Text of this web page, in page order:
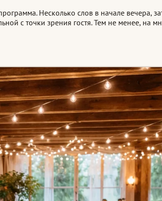
Несколько слов в начале вечера,
с точки зрения гостя. Тем не менее, на